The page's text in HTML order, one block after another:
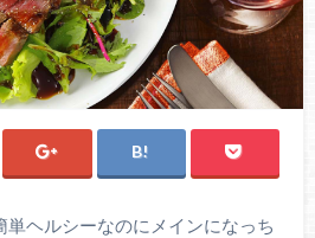
単ヘルシーなのにメインになっち